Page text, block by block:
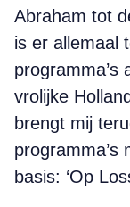
Abraham tot
is er allemaal
programma’s
vrolijke
brengt mij
programma’s
basis: ‘Op